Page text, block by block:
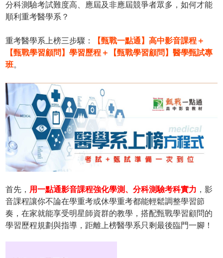
分科測驗考試難度高、應屆及非應屆競爭者眾多，如何才能
順利重考醫學系？
重考醫學系上榜三步驟：
【甄戰一點通】高中影音課程＋
【甄戰學習顧問】學習歷程＋【甄戰學習顧問】醫學甄試專
班。
首先， 用一點通影音課程強化學測、分科測驗考科實力 ，影
音課程讓你不論在學重考或休學重考都能輕鬆調整學習節
奏，在家就能享受明星師資群的教學，搭配甄戰學習顧問的
學習歷程規劃與指導，距離上榜醫學系只剩最後臨門一腳！